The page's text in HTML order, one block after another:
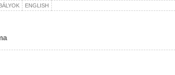
ENGLISH